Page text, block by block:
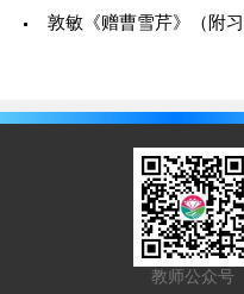
敦敏《赠曹雪芹》（附习
教师公众号